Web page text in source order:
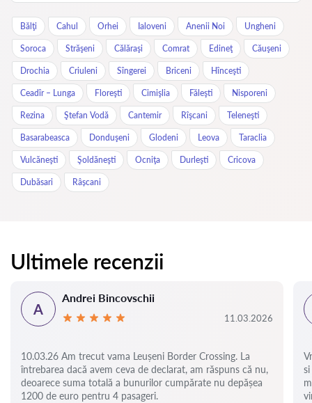
Bălţi Cahul Orhei Ialoveni Anenii Noi Ungheni
Soroca Străşeni Călăraşi Comrat Edineţ Căuşeni
Drochia Criuleni Sîngerei Briceni Hînceşti
Ceadîr – Lunga Floreşti Cimişlia Făleşti Nisporeni
Rezina Ştefan Vodă Cantemir Rîşcani Teleneşti
Basarabeasca Donduşeni Glodeni Leova Taraclia
Vulcăneşti Şoldăneşti Ocniţa Durleşti Cricova
Dubăsari Râșcani
Ultimele recenzii
A
Andrei Bincovschii
11.03.2026
10.03.26 Am trecut vama Leușeni Border Crossing. La
întrebarea dacă avem ceva de declarat, am răspuns că nu,
deoarece suma totală a bunurilor cumpărate nu depășea
1200 de euro pentru 4 pasageri.